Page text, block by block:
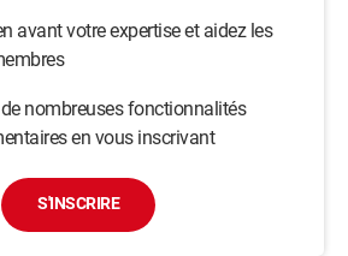
avant votre expertise et aidez les
nombreuses fonctionnalités
en vous inscrivant
S'INSCRIRE